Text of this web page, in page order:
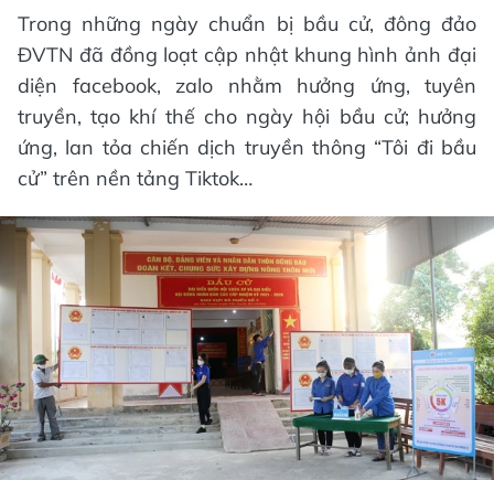
Trong những ngày chuẩn bị bầu cử, đông đảo
ĐVTN đã đồng loạt cập nhật khung hình ảnh đại
diện facebook, zalo nhằm hưởng ứng, tuyên
truyền, tạo khí thế cho ngày hội bầu cử; hưởng
ứng, lan tỏa chiến dịch truyền thông “Tôi đi bầu
cử” trên nền tảng Tiktok…